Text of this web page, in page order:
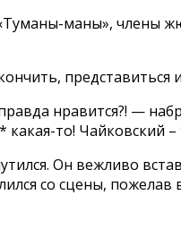
маны», члены
нравится?! —
то! Чайковский
Он вежливо
со сцены, пожелав